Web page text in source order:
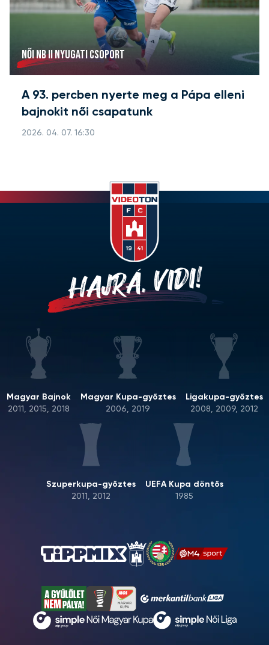
NŐI NB II NYUGATI CSOPORT
A 93. percben nyerte meg a Pápa elleni
bajnokit női csapatunk
2026. 04. 07. 16:30
HAJRÁ, VIDI!
Magyar Bajnok
2011, 2015, 2018
Magyar Kupa-győztes
2006, 2019
Ligakupa-győztes
2008, 2009, 2012
Szuperkupa-győztes
2011, 2012
UEFA Kupa döntős
1985